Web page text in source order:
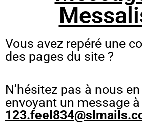
Vous avez repéré une
des pages du site ?
N’hésitez pas à nous
envoyant un message